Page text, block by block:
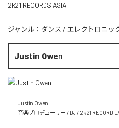
2k21 RECORDS ASIA
ジャンル： ダンス / エレクトロニッ
Justin Owen
Justin Owen
音楽プロデューサー / DJ / 2k21 RECORD